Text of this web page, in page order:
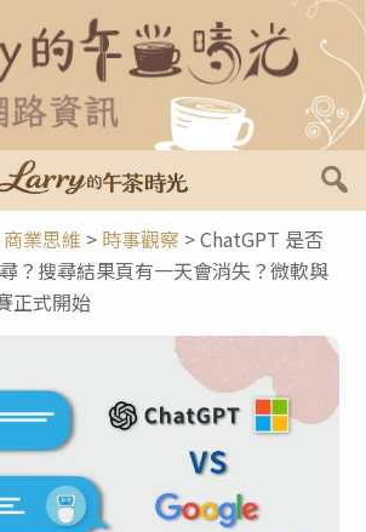
商業思維 > 時事觀察 >ChatGPT 是否
？搜尋結果頁有一天會消失？微軟與
正式開始